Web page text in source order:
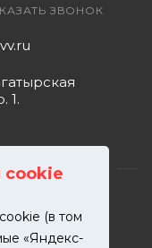
cookie
(в том
«Яндекс-
ЗВОНОК
1.
и покраска